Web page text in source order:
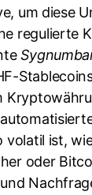
um diese
regulierte
volatil ist,
oder